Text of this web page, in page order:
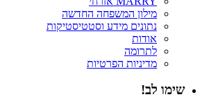
מילון המשפחה החדשה
נתונים מידע וסטטיסטיקות
אודות
לתרומה
מדיניות הפרטיות
שימו לב!